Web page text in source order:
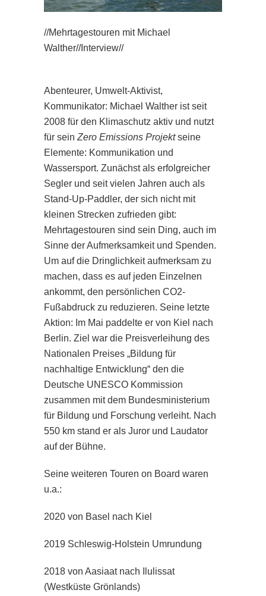
//Mehrtagestouren mit Michael
Walther//Interview//
Abenteurer, Umwelt-Aktivist,
Kommunikator: Michael Walther ist seit
2008 für den Klimaschutz aktiv und nutzt
für sein Zero Emissions Projektseine
Elemente: Kommunikation und
Wassersport. Zunächst als erfolgreicher
Segler und seit vielen Jahren auch als
Stand-Up-Paddler, der sich nicht mit
kleinen Strecken zufrieden gibt:
Mehrtagestouren sind sein Ding, auch im
Sinne der Aufmerksamkeit und Spenden.
Um auf die Dringlichkeit aufmerksam zu
machen, dass es auf jeden Einzelnen
ankommt, den persönlichen CO2-
Fußabdruck zu reduzieren. Seine letzte
Aktion: Im Mai paddelte er von Kiel nach
Berlin. Ziel war die Preisverleihung des
Nationalen Preises „Bildung für
nachhaltige Entwicklung“ den die
Deutsche UNESCO Kommission
zusammen mit dem Bundesministerium
für Bildung und Forschung verleiht. Nach
550 km stand er als Juror und Laudator
auf der Bühne.
Seine weiteren Touren on Board waren
u.a.:
2020 von Basel nach Kiel
2019 Schleswig-Holstein Umrundung
2018 von Aasiaat nach Ilulissat
(Westküste Grönlands)